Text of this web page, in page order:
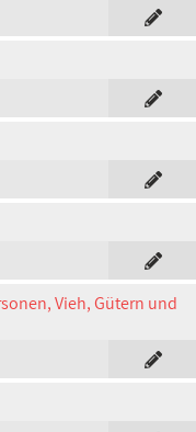
Vieh, Gütern und